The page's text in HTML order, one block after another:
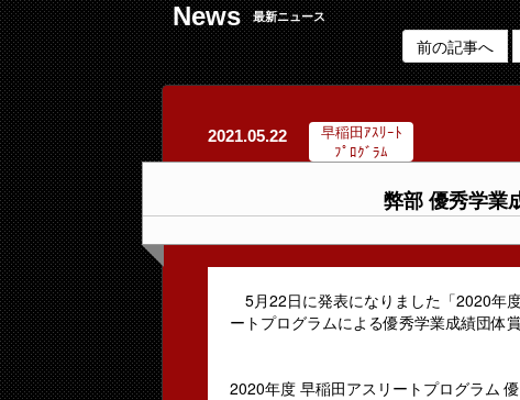
News 最新ニュース
前の記事へ
2021.05.22
早稲田ｱｽﾘｰﾄ
ﾌﾟﾛｸﾞﾗﾑ
弊部 優秀学業
5月22日に発表になりました「2020年
ートプログラムによる優秀学業成績団体
2020年度 早稲田アスリートプログラム